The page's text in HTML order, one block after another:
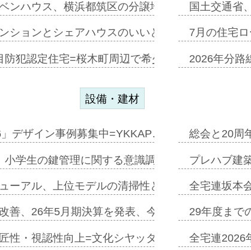
ンハウス、横浜都筑区の分譲地開発で初協業=お
ションとシェアハウスのいいとこどりのコリビ
防犯認定住宅=桜木町周辺で希少価値のある2階
国土交通省
7月の住宅
2026年分路
設備・建材
デザイン事例募集中=YKKAP…
小学生の鍵管理に関する意識調査=Nature…
ューアル、上位モデルの清掃性と安全性追加=リン
善、26年5月期決算を発表、今期は増収見込む=…
性・視認性向上=文化シヤッター…
総会と20周
プレハブ建
全宅連坂本
29年度まで
全宅連2026